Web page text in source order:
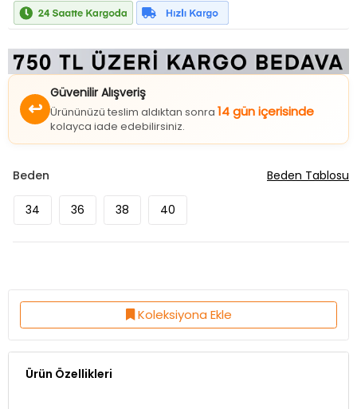
↩
Güvenilir Alışveriş
Ürününüzü teslim aldıktan sonra 14 gün içerisinde
kolayca iade edebilirsiniz.
Beden
34 36 38 40
Beden Tablosu
Koleksiyona Ekle
Ürün Özellikleri